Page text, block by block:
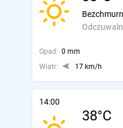
Opad: 0 mm
Wiatr:
17 km/h
14:00
38°C